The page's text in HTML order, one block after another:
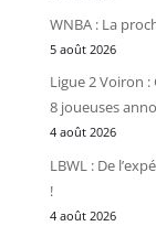
WNBA : La
5 août 2026
Ligue 2 Voiron
8 joueuses
4 août 2026
LBWL : De
!
4 août 2026